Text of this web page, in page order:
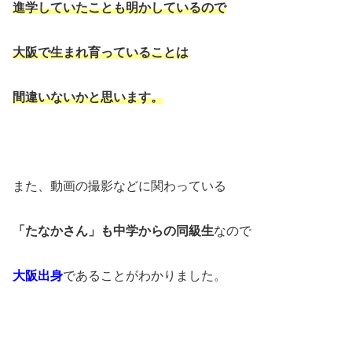
進学していたことも明かしているので
大阪で生まれ育っていることは
間違いないかと思います。
また、動画の撮影などに関わっている
「たなかさん」も中学からの同級生なので
大阪出身であることがわかりました。